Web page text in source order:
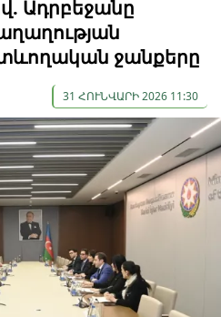
Ադրբեջանը
ջանքերը
31 ՀՈՒՆՎԱՐԻ 2026 11:30